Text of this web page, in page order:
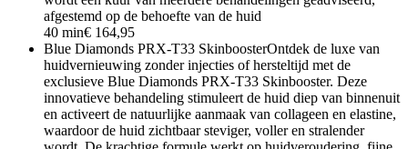
afgestemd op de behoefte van de huid
40 min€ 164,95
Blue Diamonds PRX-T33 SkinboosterOntdek de luxe van
huidvernieuwing zonder injecties of hersteltijd met de
exclusieve Blue Diamonds PRX-T33 Skinbooster. Deze
innovatieve behandeling stimuleert de huid diep van binnenuit
en activeert de natuurlijke aanmaak van collageen en elastine,
waardoor de huid zichtbaar steviger, voller en stralender